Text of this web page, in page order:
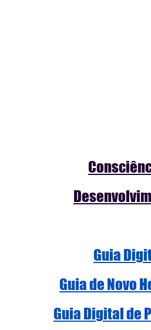
Guia
Guia de Novo
Guia Digital de